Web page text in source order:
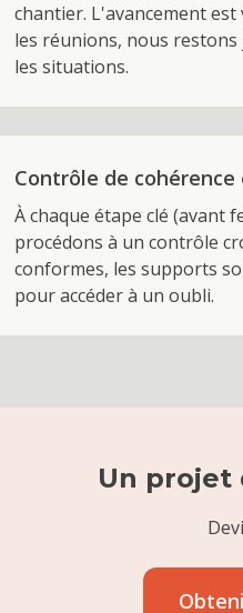
chantier. L'avancement
les réunions, nous
les situations.
Contrôle de
À chaque étape clé (avant
procédons à un contrôle
conformes, les supports
pour accéder à un oubli.
Un projet